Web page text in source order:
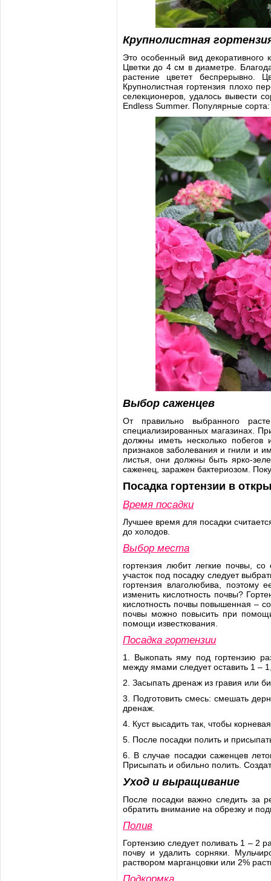
Крупнолистная
Это особенный вид декоративного
Цветки до 4 см в диаметре.
растение цветет беспрерывно.
Крупнолистная гортензия плохо
селекционеров, удалось вывести
Endless Summer. Популярные
Выбор саженцев
От правильно выбранного
специализированных магазинах.
должны иметь несколько
признаков заболевания и гнили и
листья, они должны быть ярко-
саженец, заражен бактериозом.
Посадка гортензии в
Время посадки
Лучшее время для посадки
до холодов.
Выбор места
гортензия любит легкие почвы,
участок под посадку следует
гортензия влаголюбива,
изменить кислотность почвы?
кислотность почвы повышенная –
почвы можно повысить при
помощи известкования.
Посадка гортензии
1. Выкопать яму под гортензию
между ямами следует оставить 1 –
2. Засыпать дренаж из гравия или
3. Подготовить смесь: смешать
дренаж.
4. Куст высадить так, чтобы
5. После посадки полить и
6. В случае посадки саженцев
Присыпать и обильно полить.
Уход и выращивание
После посадки важно следить за
обратить внимание на обрезку и
Полив
Гортензию следует поливать 1 – 2
почву и удалить сорняки.
раствором марганцовки или 2%